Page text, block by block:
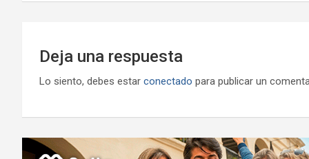
Deja una respuesta
Lo siento, debes estar conectado para publicar un